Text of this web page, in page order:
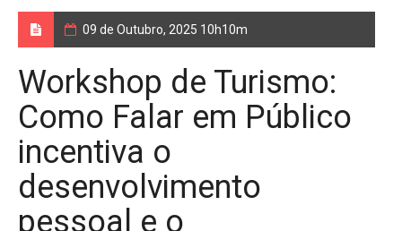
09 de Outubro, 2025 10h10m
Workshop de Turismo:
Como Falar em Público
incentiva o
desenvolvimento
pessoal e o